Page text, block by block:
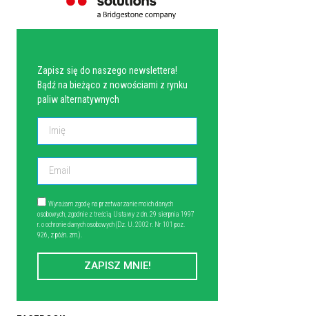
Zapisz się do naszego newslettera!
Bądź na bieżąco z nowościami z rynku
paliw alternatywnych
Wyrażam zgodę na przetwarzanie moich danych
osobowych, zgodnie z treścią Ustawy z dn. 29 sierpnia 1997
r. o ochronie danych osobowych (Dz. U. 2002 r. Nr 101 poz.
926, z późn. zm.).
ZAPISZ MNIE!